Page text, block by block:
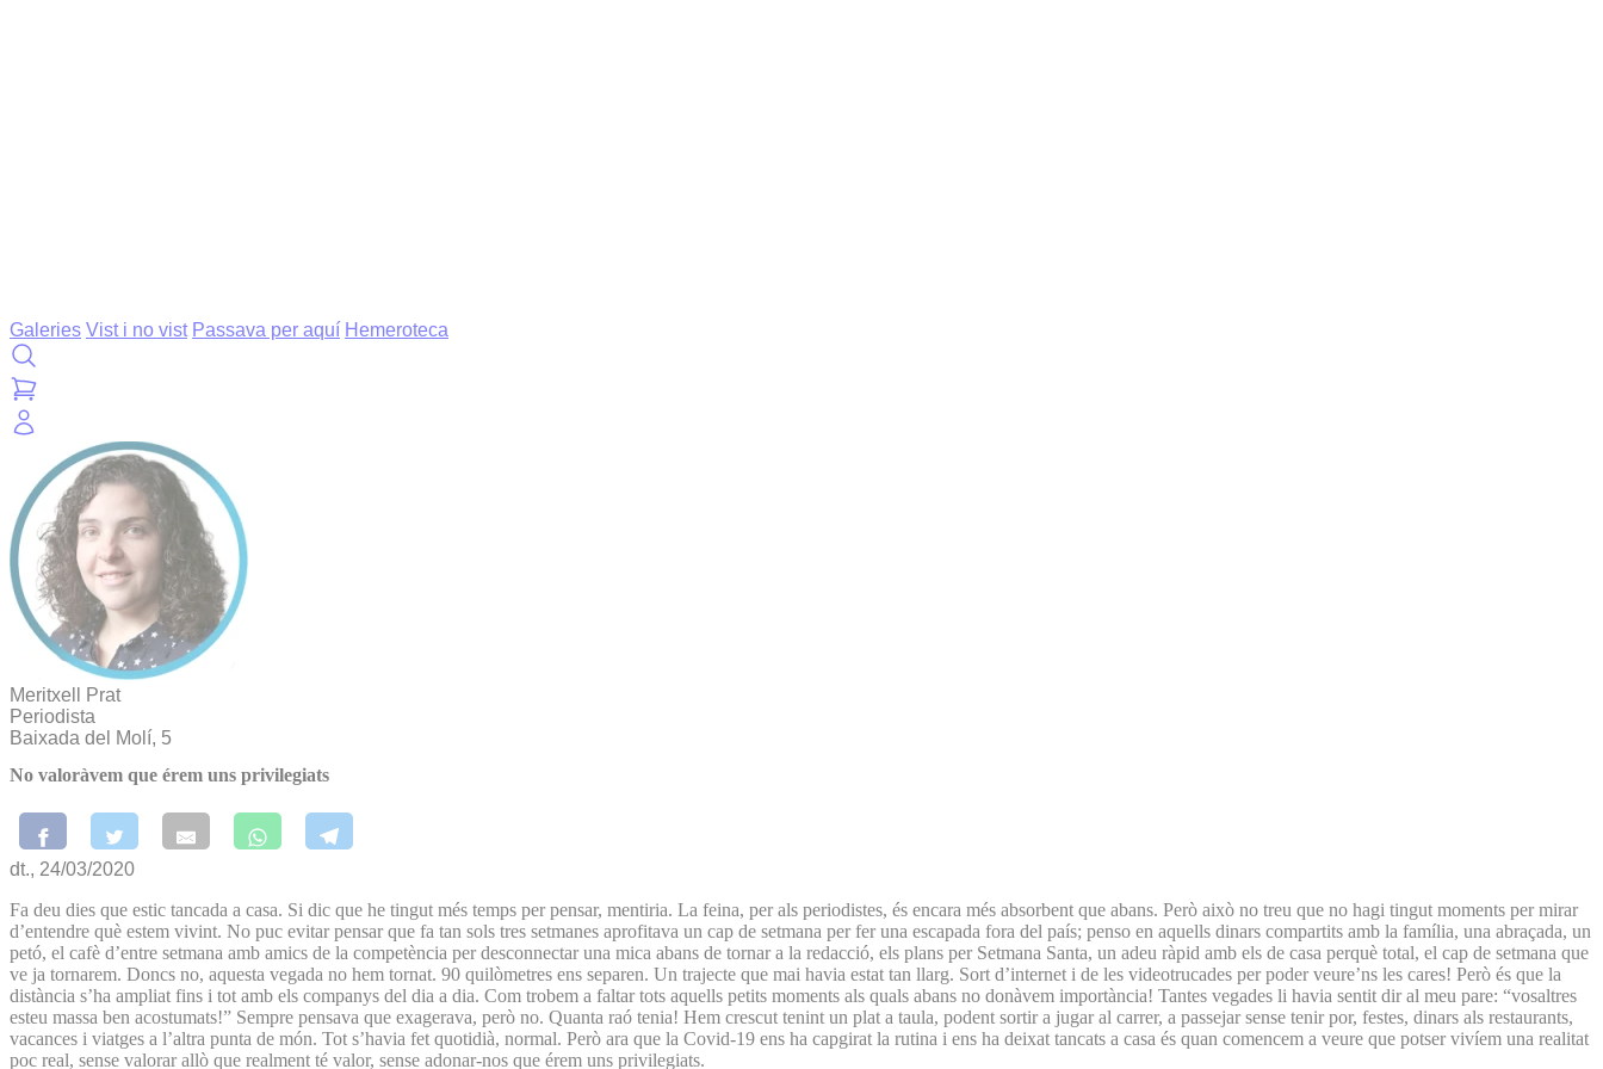
Galeries Vist i no vist Passava per aquí Hemeroteca
Meritxell Prat
Periodista
Baixada del Molí, 5
No valoràvem que érem uns privilegiats
dt., 24/03/2020
Fa deu dies que estic tancada a casa. Si dic que he tingut més temps per pensar, mentiria. La feina, per als periodistes, és encara més absorbent que abans. Però això no treu que no hagi tingut moments per mirar
d’entendre què estem vivint. No puc evitar pensar que fa tan sols tres setmanes aprofitava un cap de setmana per fer una escapada fora del país; penso en aquells dinars compartits amb la família, una abraçada, un
petó, el cafè d’entre setmana amb amics de la competència per desconnectar una mica abans de tornar a la redacció, els plans per Setmana Santa, un adeu ràpid amb els de casa perquè total, el cap de setmana que
ve ja tornarem. Doncs no, aquesta vegada no hem tornat. 90 quilòmetres ens separen. Un trajecte que mai havia estat tan llarg. Sort d’internet i de les videotrucades per poder veure’ns les cares! Però és que la
distància s’ha ampliat fins i tot amb els companys del dia a dia. Com trobem a faltar tots aquells petits moments als quals abans no donàvem importància! Tantes vegades li havia sentit dir al meu pare: “vosaltres
esteu massa ben acostumats!” Sempre pensava que exagerava, però no. Quanta raó tenia! Hem crescut tenint un plat a taula, podent sortir a jugar al carrer, a passejar sense tenir por, festes, dinars als restaurants,
vacances i viatges a l’altra punta de món. Tot s’havia fet quotidià, normal. Però ara que la Covid-19 ens ha capgirat la rutina i ens ha deixat tancats a casa és quan comencem a veure que potser vivíem una realitat
poc real, sense valorar allò que realment té valor, sense adonar-nos que érem uns privilegiats.